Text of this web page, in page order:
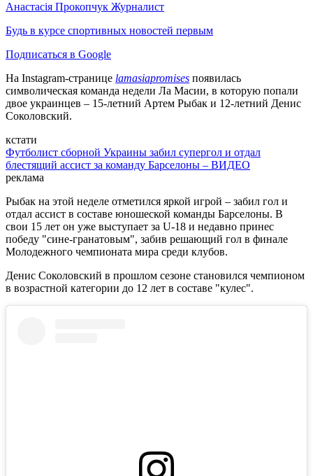
Анастасія Прокопчук Журналист
Будь в курсе спортивных новостей первым
Подписаться в Google
На Instagram-странице lamasiapromises появилась
символическая команда недели Ла Масии, в которую попали
двое украинцев – 15-летний Артем Рыбак и 12-летний Денис
Соколовский.
кстати
Футболист сборной Украины забил супергол и отдал
блестящий ассист за команду Барселоны – ВИДЕО
реклама
Рыбак на этой неделе отметился яркой игрой – забил гол и
отдал ассист в составе юношеской команды Барселоны. В
свои 15 лет он уже выступает за U-18 и недавно принес
победу "сине-гранатовым", забив решающий гол в финале
Молодежного чемпионата мира среди клубов.
Денис Соколовский в прошлом сезоне становился чемпионом
в возрастной категории до 12 лет в составе "кулес".